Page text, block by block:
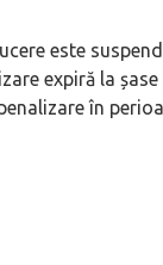
este
expiră la șase
în